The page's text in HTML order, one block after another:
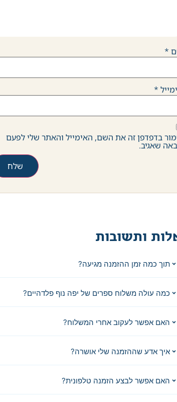
*
*
בדפדפן זה את השם, האימייל והאתר שלי לפעם
שאגיב.
ותשובות
תוך כמה זמן ההזמנה מגיעה?
כמה עולה משלוח ספרים של יפה נוף פלדהיים?
האם אפשר לעקוב אחרי המשלוח?
איך אדע שההזמנה שלי אושרה?
האם אפשר לבצע הזמנה טלפונית?